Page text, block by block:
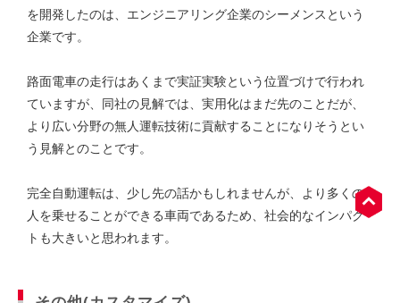
を開発したのは、エンジニアリング企業のシーメンスという
企業です。
路面電車の走行はあくまで実証実験という位置づけで行われ
ていますが、同社の見解では、実用化はまだ先のことだが、
より広い分野の無人運転技術に貢献することになりそうとい
う見解とのことです。
完全自動運転は、少し先の話かもしれませんが、より多くの
人を乗せることができる車両であるため、社会的なインパク
トも大きいと思われます。